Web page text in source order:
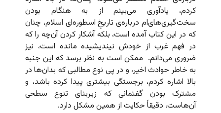
کردم، یادآوری می‌بینم از به هنگام بودن
سخت‌گیری‌های‌ام درباره‌ی تاریخِ اسطوره‌ای اسلام، چنان
که در این کتاب آمده است، بلکه آشکار کردن آن‌چه را که
در فهم غرب از خودش نیندیشیده مانده است، نیز
ضروری می‌دانم. ممکن است به نظر برسد که این جنبه
به خاطر حوادث اخیر، و در پی نوع مطالبی که بدان‌ها در
بالا اشاره کردم، برجستگی بیشتری پیدا کرده باشد، و
مشترک بودن گفتمانی که زیربنای تنوع سطحی
آن‌هاست، دقیقاً حکایت از همین مشکل دارد.